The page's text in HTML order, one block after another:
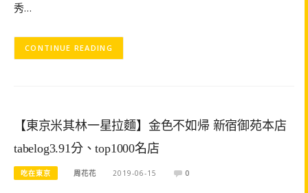
秀…
CONTINUE READING
【東京米其林一星拉麵】金色不如帰 新宿御苑本店
tabelog3.91分、top1000名店
吃在東京 周花花 2019-06-15 0